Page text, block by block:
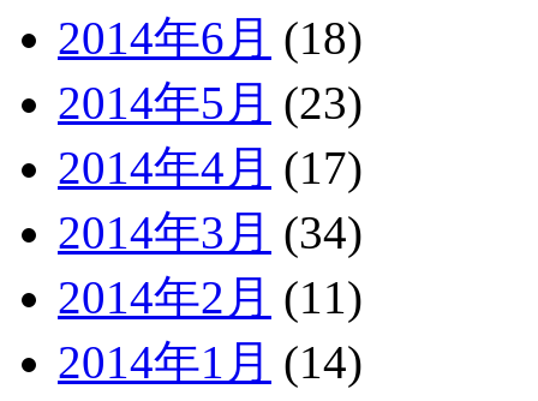
2014年6月 (18)
2014年5月 (23)
2014年4月 (17)
2014年3月 (34)
2014年2月 (11)
2014年1月 (14)